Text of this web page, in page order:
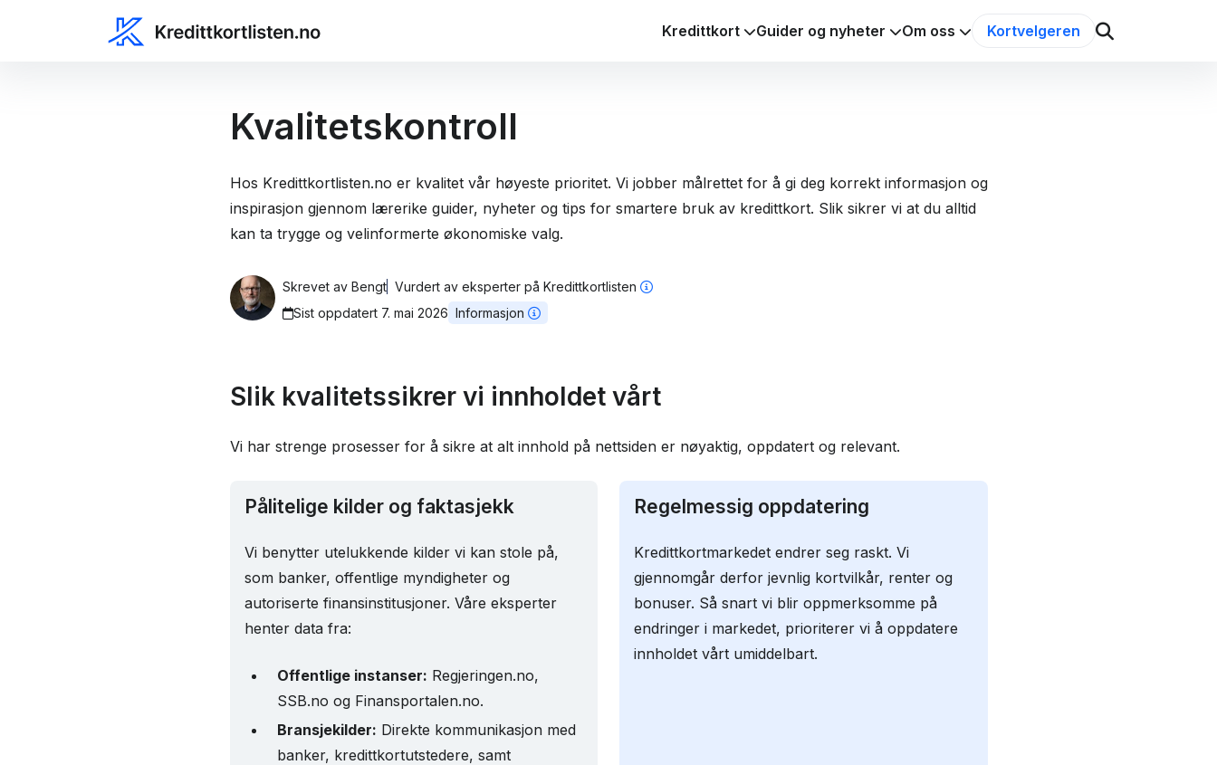
Kredittkort Guider og nyheter Om oss Kortvelgeren
Kvalitetskontroll
Hos Kredittkortlisten.no er kvalitet vår høyeste prioritet. Vi jobber målrettet for å gi deg korrekt informasjon og
inspirasjon gjennom lærerike guider, nyheter og tips for smartere bruk av kredittkort. Slik sikrer vi at du alltid
kan ta trygge og velinformerte økonomiske valg.
Skrevet av Bengt Vurdert av eksperter på Kredittkortlisten
Sist oppdatert 7. mai 2026 Informasjon
Slik kvalitetssikrer vi innholdet vårt
Vi har strenge prosesser for å sikre at alt innhold på nettsiden er nøyaktig, oppdatert og relevant.
Pålitelige kilder og faktasjekk
Vi benytter utelukkende kilder vi kan stole på,
som banker, offentlige myndigheter og
autoriserte finansinstitusjoner. Våre eksperter
henter data fra:
Offentlige instanser: Regjeringen.no,
SSB.no og Finansportalen.no.
Bransjekilder: Direkte kommunikasjon med
banker, kredittkortutstedere, samt
Regelmessig oppdatering
Kredittkortmarkedet endrer seg raskt. Vi
gjennomgår derfor jevnlig kortvilkår, renter og
bonuser. Så snart vi blir oppmerksomme på
endringer i markedet, prioriterer vi å oppdatere
innholdet vårt umiddelbart.